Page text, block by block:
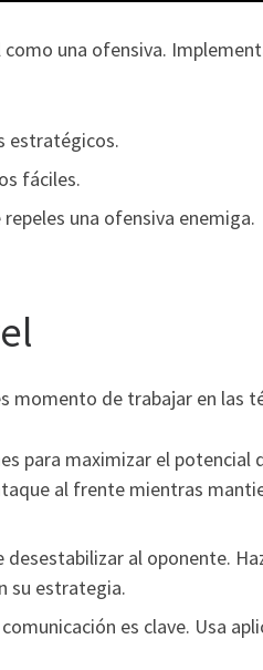
una ofensiva.
estratégicos.
fáciles.
una ofensiva enemiga.
momento de trabajar en las
para maximizar el potencial
al frente mientras
desestabilizar al oponente.
su estrategia.
es clave. Usa